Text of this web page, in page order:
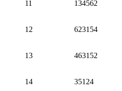
11 134562
12 623154
13 463152
14 35124